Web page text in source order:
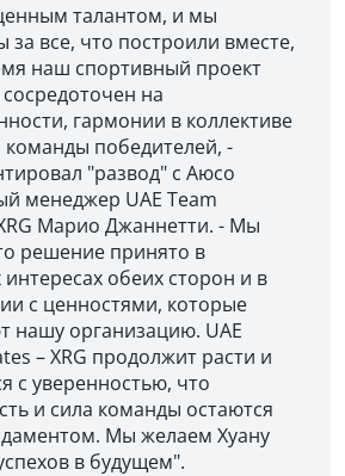
талантом, и мы
за все, что построили вместе,
наш спортивный проект
на
гармонии в коллективе
команды победителей, -
"развод" с Аюсо
менеджер UAE Team
Марио Джаннетти. - Мы
решение принято в
обеих сторон и в
с ценностями, которые
нашу организацию. UAE
– XRG продолжит расти и
с уверенностью, что
и сила команды остаются
Мы желаем Хуану
в будущем".